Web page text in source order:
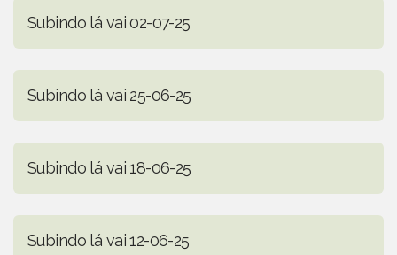
Subindo lá vai 02-07-25
Subindo lá vai 25-06-25
Subindo lá vai 18-06-25
Subindo lá vai 12-06-25